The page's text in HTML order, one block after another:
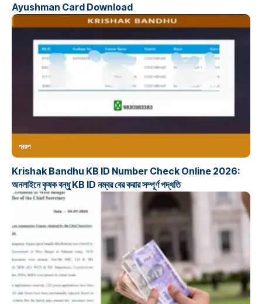
Ayushman Card Download
প্রকল্প
Krishak Bandhu KB ID Number Check Online 2026:
অনলাইনে কৃষক বন্ধু KB ID নম্বর বের করার সম্পূর্ণ পদ্ধতি